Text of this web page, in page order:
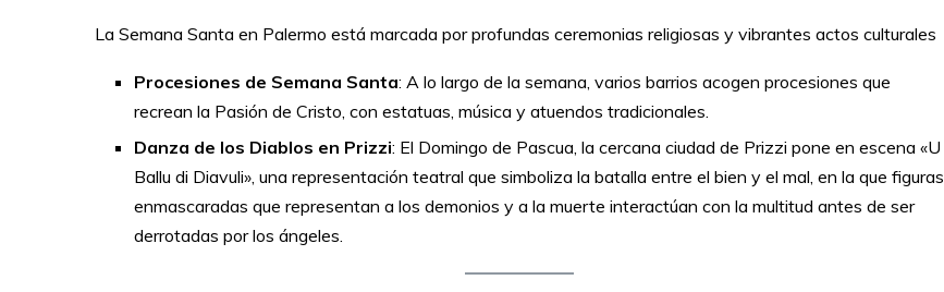
La Semana Santa en Palermo está marcada por profundas ceremonias religiosas y vibrantes actos culturales
Procesiones de Semana Santa: A lo largo de la semana, varios barrios acogen procesiones que
recrean la Pasión de Cristo, con estatuas, música y atuendos tradicionales.
Danza de los Diablos en Prizzi: El Domingo de Pascua, la cercana ciudad de Prizzi pone en escena «U
Ballu di Diavuli», una representación teatral que simboliza la batalla entre el bien y el mal, en la que figuras
enmascaradas que representan a los demonios y a la muerte interactúan con la multitud antes de ser
derrotadas por los ángeles.